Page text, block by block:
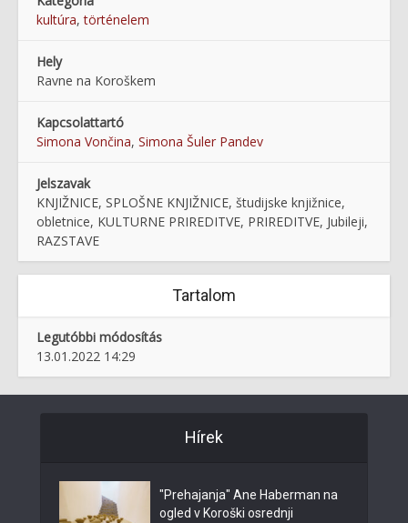
kultúra,történelem
Hely
Ravne na Koroškem
Kapcsolattartó
Simona Vončina, Simona Šuler Pandev
Jelszavak
KNJIŽNICE, SPLOŠNE KNJIŽNICE, študijske knjižnice,
obletnice, KULTURNE PRIREDITVE, PRIREDITVE, Jubileji,
RAZSTAVE
Tartalom
Legutóbbi módosítás
13.01.2022 14:29
Hírek
"Prehajanja" Ane Haberman na
ogled v Koroški osrednji